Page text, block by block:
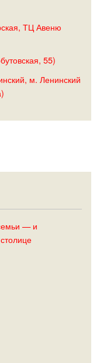
ТЦ Авеню
55)
м. Ленинский
— и